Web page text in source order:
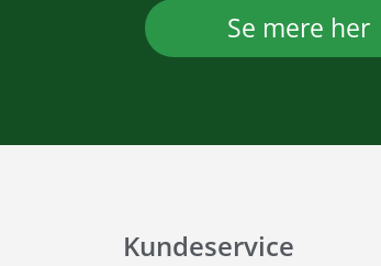
Se mere her
Kundeservice